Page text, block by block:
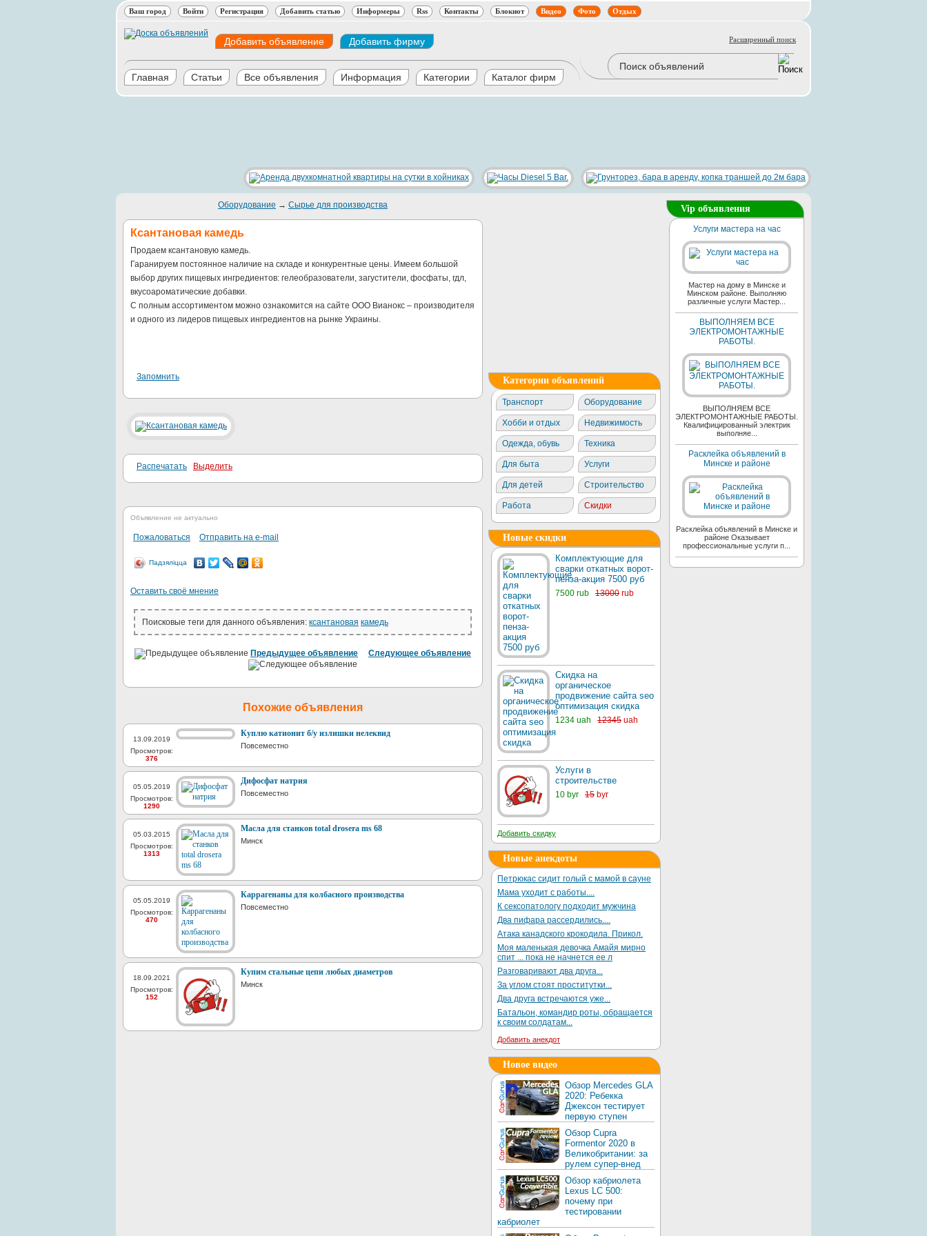
Ваш город Войти Регистрация Добавить статью Информеры Rss Контакты Блокнот Видео Фото Отдых
Добавить объявление Добавить фирму Расширенный поиск
Главная Статьи Все объявления Информация Категории Каталог фирм
Оборудование → Сырье для производства
Ксантановая камедь
Продаем ксантановую камедь.
Гаранируем постоянное наличие на складе и конкурентные цены. Имеем большой
выбор других пищевых ингредиентов: гелеобразователи, загустители, фосфаты, гдл,
вкусоароматические добавки.
С полным ассортиментом можно ознакомится на сайте ООО Вианокс – производителя
и одного из лидеров пищевых ингредиентов на рынке Украины.
Запомнить
Распечатать Выделить
Объявление не актуально
Пожаловаться Отправить на e-mail
Падзяліцца
Оставить своё мнение
Поисковые теги для данного объявления: ксантановая камедь
Предыдущее объявление Следующее объявление
Похожие объявления
13.09.2019
Просмотров:
376
Куплю катионит б/у излишки нелеквид
Повсеместно
05.05.2019
Просмотров:
1290
Дифосфат натрия
Повсеместно
05.03.2015
Просмотров:
1313
Масла для станков total drosera ms 68
Минск
05.05.2019
Просмотров:
470
Каррагенаны для колбасного производства
Повсеместно
18.09.2021
Просмотров:
152
Купим стальные цепи любых диаметров
Минск
Категории объявлений
Транспорт Оборудование
Хобби и отдых Недвижимость
Одежда, обувь Техника
Для быта Услуги
Для детей Строительство
Работа Скидки
Новые скидки
Комплектующие для
сварки откатных ворот-
пенза-акция 7500 руб
7500 rub 13000 rub
Скидка на
органическое
продвижение сайта seo
оптимизация скидка
1234 uah 12345 uah
Услуги в
строительстве
10 byr 15 byr
Добавить скидку
Новые анекдоты
Петрюкас сидит голый с мамой в сауне
Мама уходит с работы....
К сексопатологу подходит мужчина
Два пифара рассердились....
Атака канадского крокодила. Прикол.
Моя маленькая девочка Амайя мирно
спит ... пока не начнется ее л
Разговаривают два друга...
За углом стоят проститутки...
Два друга встречаются уже...
Батальон, командир роты, обращается
к своим солдатам...
Добавить анекдот
Новое видео
Обзор Mercedes GLA
2020: Ребекка
Джексон тестирует
первую ступен
Обзор Cupra
Formentor 2020 в
Великобритании: за
рулем супер-внед
Обзор кабриолета
Lexus LC 500:
почему при
тестировании
кабриолет
Vip объявления
Услуги мастера на час
Мастер на дому в Минске и
Минском районе. Выполняю
различные услуги Мастер...
ВЫПОЛНЯЕМ ВСЕ
ЭЛЕКТРОМОНТАЖНЫЕ
РАБОТЫ.
ВЫПОЛНЯЕМ ВСЕ
ЭЛЕКТРОМОНТАЖНЫЕ РАБОТЫ.
Квалифицированный электрик
выполняе...
Расклейка объявлений в
Минске и районе
Расклейка объявлений в Минске и
районе Оказывает
профессиональные услуги п...